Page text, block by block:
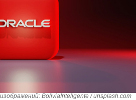
BoliviaInteligente / unsplash.com